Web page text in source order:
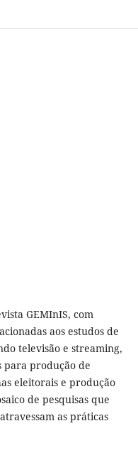
GEMInIS, com
aos estudos de
televisão e streaming,
para produção de
eleitorais e produção
de pesquisas que
as práticas